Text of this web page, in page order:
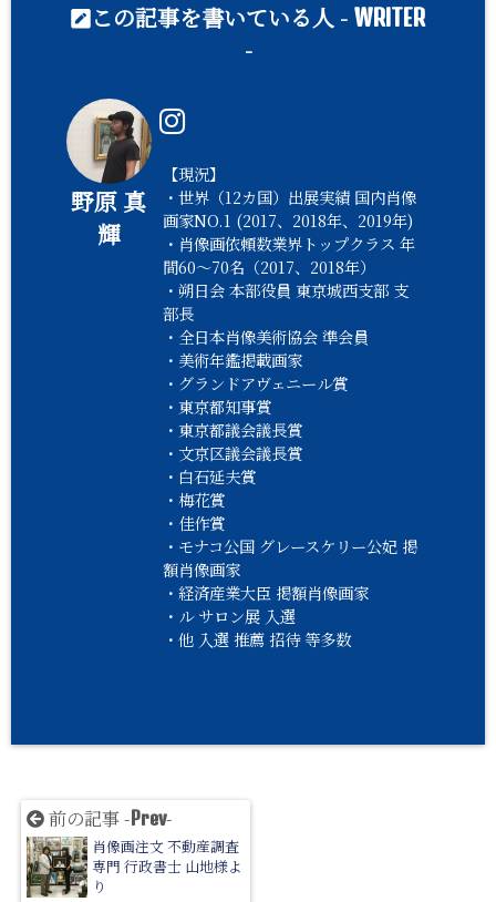
この記事を書いている人 - WRITER
-
野原 真
輝
【現況】
・世界（12カ国）出展実績 国内肖像
画家NO.1 (2017、2018年、2019年)
・肖像画依頼数業界トップクラス 年
間60〜70名（2017、2018年）
・朔日会 本部役員 東京城西支部 支
部長
・全日本肖像美術協会 準会員
・美術年鑑掲載画家
・グランドアヴェニール賞
・東京都知事賞
・東京都議会議長賞
・文京区議会議長賞
・白石延夫賞
・梅花賞
・佳作賞
・モナコ公国 グレースケリー公妃 掲
額肖像画家
・経済産業大臣 掲額肖像画家
・ル サロン展 入選
・他 入選 推薦 招待 等多数
前の記事 - Prev-
肖像画注文 不動産調査
専門 行政書士 山地様よ
り